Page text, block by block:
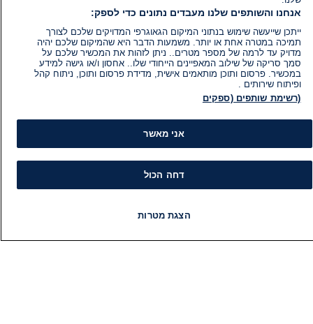
אנחנו והשותפים שלנו מעבדים נתונים כדי לספק:
ייתכן שייעשה שימוש בנתוני המיקום הגאוגרפי המדויקים שלכם לצורך
תמיכה במטרה אחת או יותר. משמעות הדבר היא שהמיקום שלכם יהיה
מדויק עד לרמה של מספר מטרים.. ניתן לזהות את המכשיר שלכם על
סמך סריקה של שילוב המאפיינים הייחודי שלו.. אחסון ו/או גישה למידע
במכשיר. פרסום ותוכן מותאמים אישית, מדידת פרסום ותוכן, ניתוח קהל
ופיתוח שירותים .
(רשימת שותפים (ספקים
אני מאשר
דחה הכול
הצגת מטרות